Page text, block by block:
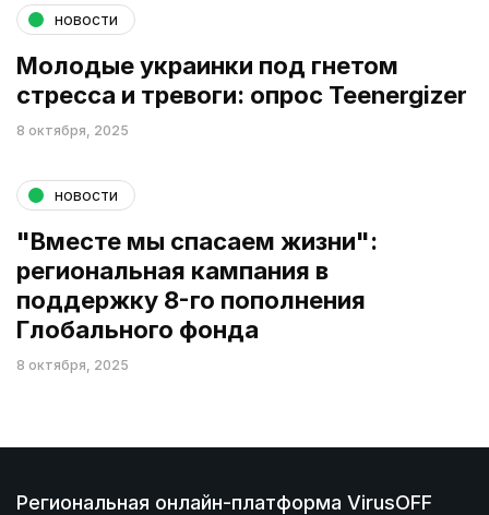
новости
Молодые украинки под гнетом
стресса и тревоги: опрос Teenergizer
8 октября, 2025
новости
"Вместе мы спасаем жизни":
региональная кампания в
поддержку 8-го пополнения
Глобального фонда
8 октября, 2025
Региональная онлайн-платформа VirusOFF